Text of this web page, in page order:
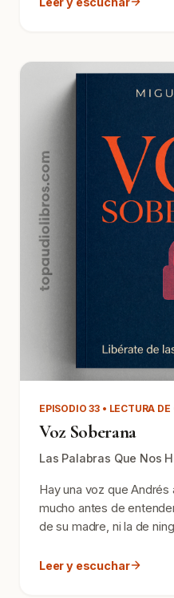
EPISODIO 33 • LECTURA
Voz Soberana
Las Palabras Que Nos
Hay una voz que
mucho antes de
de su madre, ni la de
Leer y escuchar